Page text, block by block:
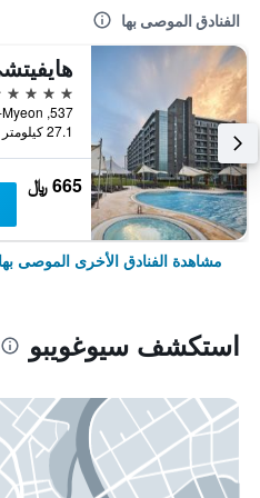
الفنادق الموصى بها
5 نجوم
27.1 كيلومتر عن وسط المدينة
665 ﷼
مشاهدة الفنادق الأخرى الموصى بها
استكشف سيوغويبو